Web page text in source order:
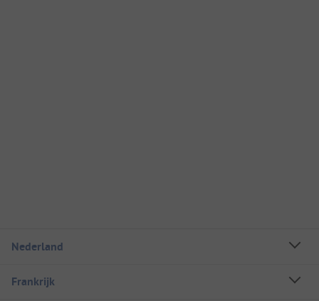
Nederland
Frankrijk